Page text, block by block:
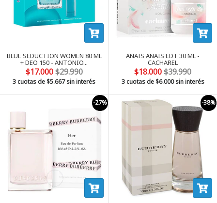
BLUE SEDUCTION WOMEN 80 ML
+ DEO 150 - ANTONIO...
$17.000$29.990
3 cuotas de$5.667sin interés
ANAIS ANAIS EDT 30 ML -
CACHAREL
$18.000$39.990
3 cuotas de$6.000sin interés
-27% -38%